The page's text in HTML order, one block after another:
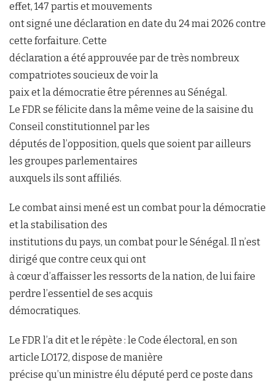
effet, 147 partis et mouvements
ont signé une déclaration en date du 24 mai 2026 contre
cette forfaiture. Cette
déclaration a été approuvée par de très nombreux
compatriotes soucieux de voir la
paix et la démocratie être pérennes au Sénégal.
Le FDR se félicite dans la même veine de la saisine du
Conseil constitutionnel par les
députés de l’opposition, quels que soient par ailleurs
les groupes parlementaires
auxquels ils sont affiliés.
Le combat ainsi mené est un combat pour la démocratie
et la stabilisation des
institutions du pays, un combat pour le Sénégal. Il n’est
dirigé que contre ceux qui ont
à cœur d’affaisser les ressorts de la nation, de lui faire
perdre l’essentiel de ses acquis
démocratiques.
Le FDR l’a dit et le répète : le Code électoral, en son
article LO172, dispose de manière
précise qu’un ministre élu député perd ce poste dans